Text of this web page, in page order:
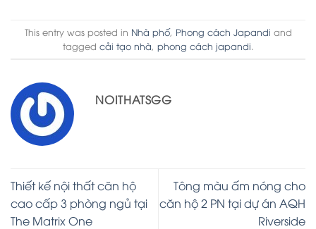
This entry was posted in Nhà phố, Phong cách Japandi and
tagged cải tạo nhà, phong cách japandi.
NOITHATSGG
Thiết kế nội thất căn hộ
cao cấp 3 phòng ngủ tại
The Matrix One
Tông màu ấm nóng cho
căn hộ 2 PN tại dự án AQH
Riverside